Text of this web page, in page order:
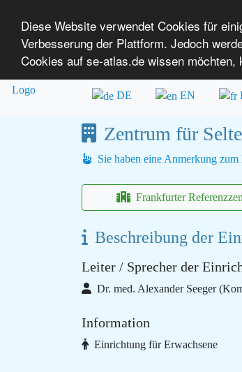
Diese Website verwendet Cookies für
Verbesserung der Plattform. Jedoch
Cookies auf se-atlas.de wissen
SE-ATLAS
Versorgungsatlas für
Überblick über Einrichtungen
DE EN
Zentrum für
Sie haben eine Anmerkung zum
Frankfurter
Beschreibung der
Leiter / Sprecher der
Dr. med. Alexander Seeger
Information
Einrichtung für Erwachsene